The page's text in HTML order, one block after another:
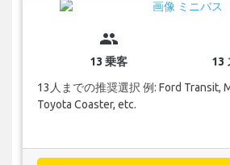
group
13 乗客
13
13人までの推奨選択 例: Ford Transit,
Toyota Coaster, etc.